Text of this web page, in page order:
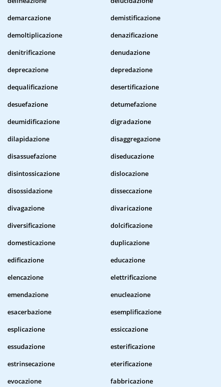
demarcazione
demistificazione
demoltiplicazione
denazificazione
denitrificazione
denudazione
deprecazione
depredazione
dequalificazione
desertificazione
desuefazione
detumefazione
deumidificazione
digradazione
dilapidazione
disaggregazione
disassuefazione
diseducazione
disintossicazione
dislocazione
disossidazione
disseccazione
divagazione
divaricazione
diversificazione
dolcificazione
domesticazione
duplicazione
edificazione
educazione
elencazione
elettrificazione
emendazione
enucleazione
esacerbazione
esemplificazione
esplicazione
essiccazione
essudazione
esterificazione
estrinsecazione
eterificazione
evocazione
fabbricazione